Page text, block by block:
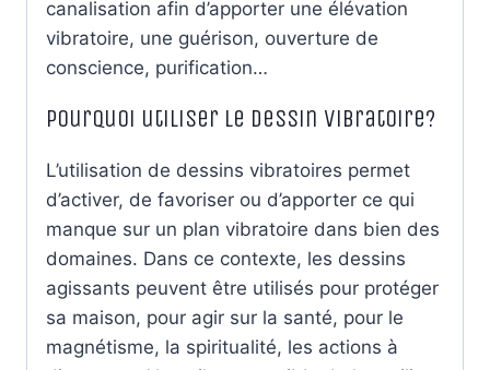
canalisation afin d’apporter une élévation
vibratoire, une guérison, ouverture de
conscience, purification…
Pourquoi utiliser le dessin vibratoire?
L’utilisation de dessins vibratoires permet
d’activer, de favoriser ou d’apporter ce qui
manque sur un plan vibratoire dans bien des
domaines. Dans ce contexte, les dessins
agissants peuvent être utilisés pour protéger
sa maison, pour agir sur la santé, pour le
magnétisme, la spiritualité, les actions à